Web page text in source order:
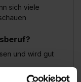
sich viele
und wird gut